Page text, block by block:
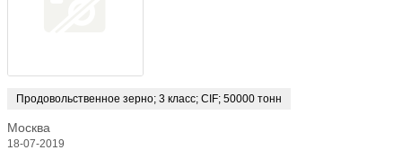
Продовольственное зерно; 3 класс; CIF; 50000 тонн
Москва
18-07-2019